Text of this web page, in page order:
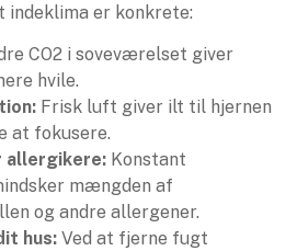
indeklima er konkrete:
CO2 i soveværelset giver
hvile.
Frisk luft giver ilt til hjernen
at fokusere.
allergikere: Konstant
mængden af
og andre allergener.
hus: Ved at fjerne fugt